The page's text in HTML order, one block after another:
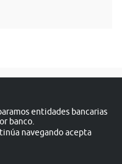
entidades bancarias
banco.
navegando acepta